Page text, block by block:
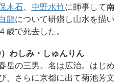
木石、 中野水竹に師事して南
龍について研鑚し山水を描い
歳で死去した。
わしみ・しゅんりん
岳の三男。名は広治。はじめ
、さらに京都に出て菊池芳文